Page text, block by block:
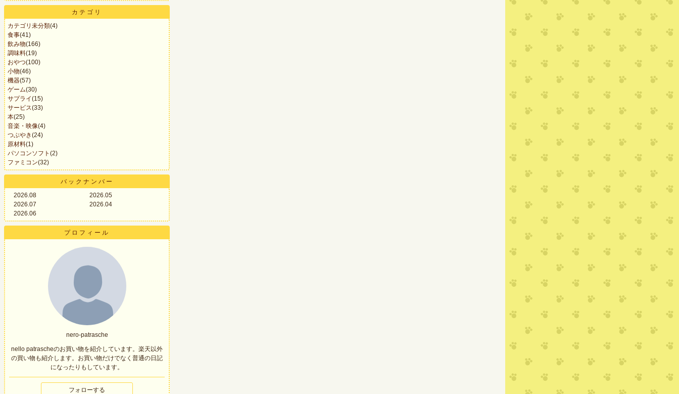
カテゴリ
カテゴリ未分類(4)
食事(41)
飲み物(166)
調味料(19)
おやつ(100)
小物(46)
機器(57)
ゲーム(30)
サプライ(15)
サービス(33)
本(25)
音楽・映像(4)
つぶやき(24)
原材料(1)
パソコンソフト (2)
ファミコン(32)
バックナンバー
2026.08
2026.07
2026.06
2026.05
2026.04
プロフィール
nero-patrasche
nello patrascheのお買い物を紹介しています。楽天以外
の買い物も紹介します。お買い物だけでなく普通の日記
になったりもしています。
フォローする